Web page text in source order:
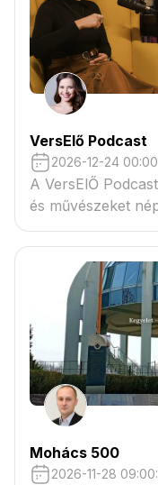
VersElő Podcast
2026-12-24
A VersElŐ
és művészeket
Mohács 500
2026-11-28